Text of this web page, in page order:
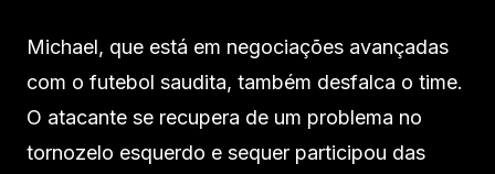
Michael, que está em negociações avançadas
com o futebol saudita, também desfalca o time.
O atacante se recupera de um problema no
tornozelo esquerdo e sequer participou das